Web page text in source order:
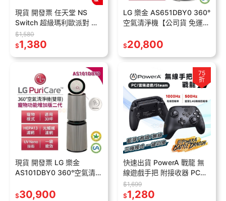
現貨 開發票 任天堂 NS
Switch 超級瑪利歐派對 空
前盛會 中文版 瑪利歐派對
瑪莉歐 mario 遊戲片
$1,580
$1,380
LG 樂金 AS651DBY0 360°
空氣清淨機【公司貨 免運】
19坪【單層】HEPA濾網
$20,800
現貨 開發票 LG 樂金
AS101DBY0 360°空氣清淨
功能增加版二代 HEPA濾網
$30,900
75
折
快速出貨 PowerA 戰龍 無
線遊戲手把 附接收器 PC手
把 黑神話:悟空 遊戲手把 藍
芽手把 無線手把 Steam
$1,699
$1,280